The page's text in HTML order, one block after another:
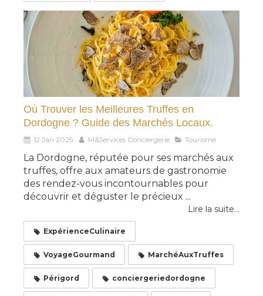
Où Trouver les Meilleures Truffes en
Dordogne ? Guide des Marchés Locaux.
12 Jan 2025 M&Services Conciergerie Tourisme
La Dordogne, réputée pour ses marchés aux
truffes, offre aux amateurs de gastronomie
des rendez-vous incontournables pour
découvrir et déguster le précieux ...
Lire la suite...
ExpérienceCulinaire
VoyageGourmand MarchéAuxTruffes
Périgord conciergeriedordogne